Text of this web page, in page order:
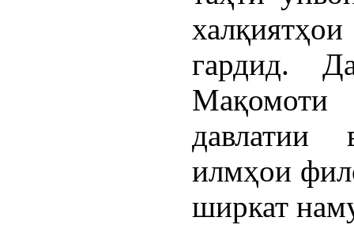
гардид.
давлатии
илмҳои
ширкат